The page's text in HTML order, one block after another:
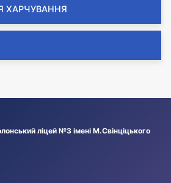
ХАРЧУВАННЯ
ліцей №3 імені М.Свінціцького